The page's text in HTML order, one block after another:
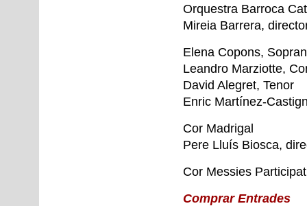
Orquestra Barroca
Mireia Barrera,
Elena Copons,
Leandro Marziotte,
David Alegret, Tenor
Enric Martínez-
Cor Madrigal
Pere Lluís Biosca,
Cor Messies
Comprar Entrades